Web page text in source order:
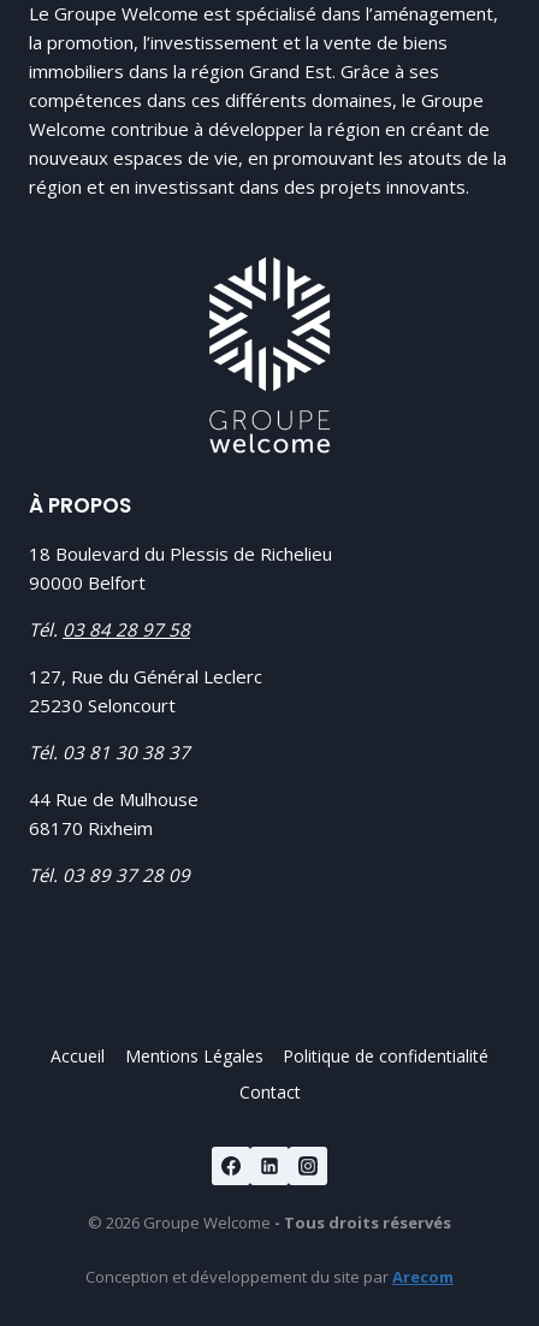
Le Groupe Welcome est spécialisé dans l’aménagement,
la promotion, l’investissement et la vente de biens
immobiliers dans la région Grand Est. Grâce à ses
compétences dans ces différents domaines, le Groupe
Welcome contribue à développer la région en créant de
nouveaux espaces de vie, en promouvant les atouts de la
région et en investissant dans des projets innovants.
À PROPOS
18 Boulevard du Plessis de Richelieu
90000 Belfort
Tél. 03 84 28 97 58
127, Rue du Général Leclerc
25230 Seloncourt
Tél. 03 81 30 38 37
44 Rue de Mulhouse
68170 Rixheim
Tél. 03 89 37 28 09
Accueil Mentions Légales
Politique de confidentialité
Contact
© 2026 Groupe Welcome - Tous droits réservés
Conception et développement du site parArecom